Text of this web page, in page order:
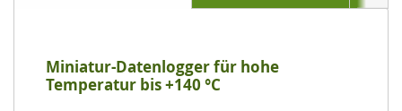
Miniatur-Datenlogger für hohe
Temperatur bis +140 °C